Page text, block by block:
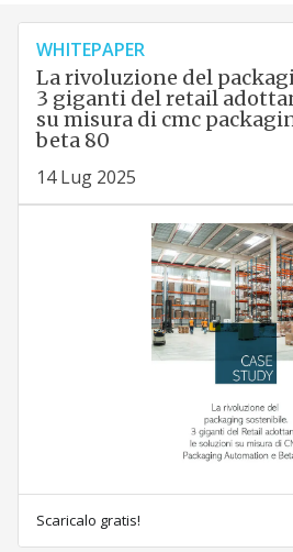
WHITEPAPER
La rivoluzione del
3 giganti del retail
su misura di cmc
beta 80
14 Lug 2025
Scaricalo gratis!